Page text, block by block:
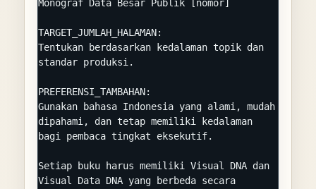
Monograf Data Besar Publik [nomor]
TARGET_JUMLAH_HALAMAN:
Tentukan berdasarkan kedalaman topik dan
standar produksi.
PREFERENSI_TAMBAHAN:
Gunakan bahasa Indonesia yang alami, mudah
dipahami, dan tetap memiliki kedalaman
bagi pembaca tingkat eksekutif.
Setiap buku harus memiliki Visual DNA dan
Visual Data DNA yang berbeda secara